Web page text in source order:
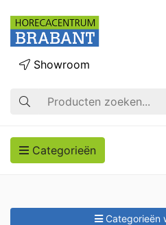
Zoek op
Showroom
Categorieën
Categorieën